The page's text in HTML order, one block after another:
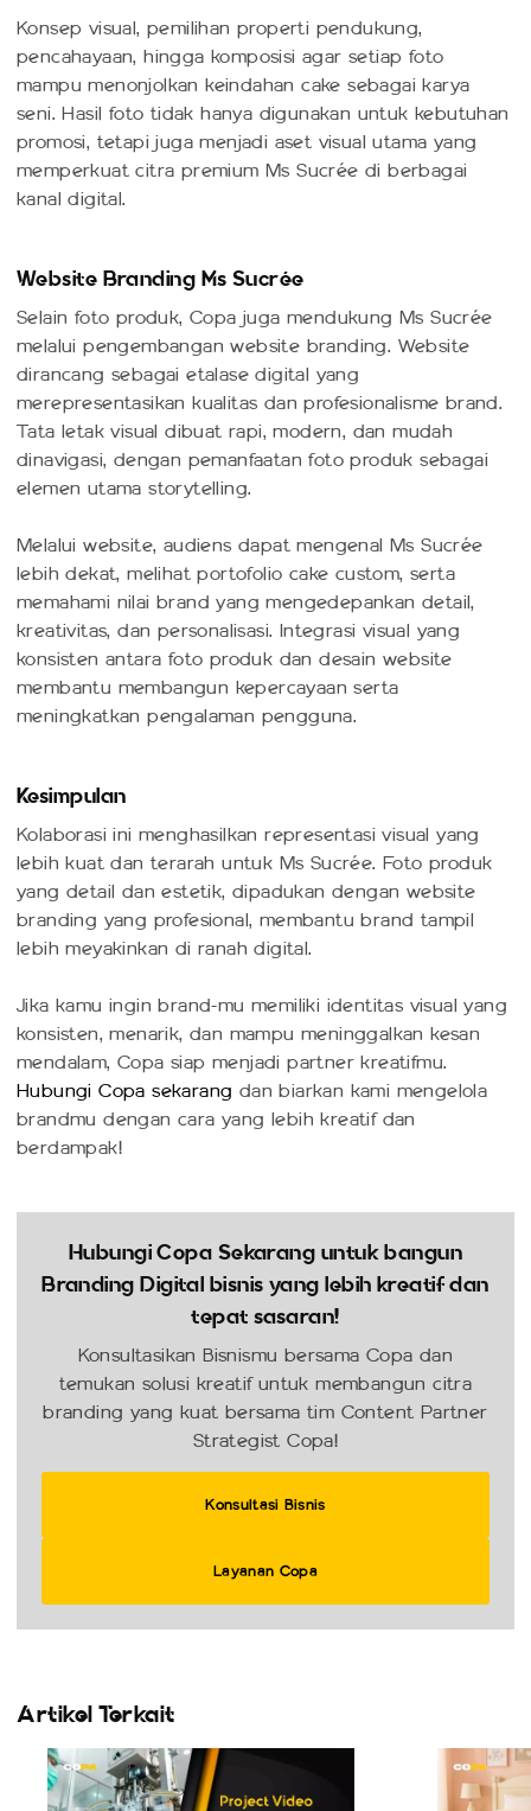
Konsep visual, pemilihan properti pendukung,
pencahayaan, hingga komposisi agar setiap foto
mampu menonjolkan keindahan cake sebagai karya
seni. Hasil foto tidak hanya digunakan untuk kebutuhan
promosi, tetapi juga menjadi aset visual utama yang
memperkuat citra premium Ms Sucrée di berbagai
kanal digital.
Website Branding Ms Sucrée
Selain foto produk, Copa juga mendukung Ms Sucrée
melalui pengembangan website branding. Website
dirancang sebagai etalase digital yang
merepresentasikan kualitas dan profesionalisme brand.
Tata letak visual dibuat rapi, modern, dan mudah
dinavigasi, dengan pemanfaatan foto produk sebagai
elemen utama storytelling.
Melalui website, audiens dapat mengenal Ms Sucrée
lebih dekat, melihat portofolio cake custom, serta
memahami nilai brand yang mengedepankan detail,
kreativitas, dan personalisasi. Integrasi visual yang
konsisten antara foto produk dan desain website
membantu membangun kepercayaan serta
meningkatkan pengalaman pengguna.
Kesimpulan
Kolaborasi ini menghasilkan representasi visual yang
lebih kuat dan terarah untuk Ms Sucrée. Foto produk
yang detail dan estetik, dipadukan dengan website
branding yang profesional, membantu brand tampil
lebih meyakinkan di ranah digital.
Jika kamu ingin brand-mu memiliki identitas visual yang
konsisten, menarik, dan mampu meninggalkan kesan
mendalam, Copa siap menjadi partner kreatifmu.
Hubungi Copa sekarang dan biarkan kami mengelola
brandmu dengan cara yang lebih kreatif dan
berdampak!
Hubungi Copa Sekarang untuk bangun
Branding Digital bisnis yang lebih kreatif dan
tepat sasaran!
Konsultasikan Bisnismu bersama Copa dan
temukan solusi kreatif untuk membangun citra
branding yang kuat bersama tim Content Partner
Strategist Copa!
Konsultasi Bisnis
Layanan Copa
Artikel Terkait